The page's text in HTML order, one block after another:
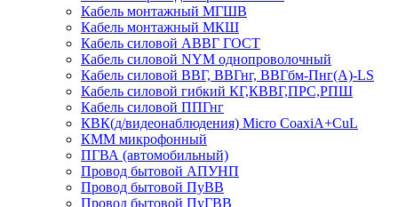
Кабель монтажный МГШВ
Кабель монтажный МКШ
Кабель силовой АВВГ ГОСТ
Кабель силовой NYM однопроволочный
Кабель силовой ВВГ, ВВГнг, ВВГбм-Пнг(А)-LS
Кабель силовой гибкий КГ,КВВГ,ПРС,РПШ
Кабель силовой ППГнг
КВК(д/видеонаблюдения) Micro CoaxiA+CuL
КММ микрофонный
ПГВА (автомобильный)
Провод бытовой АПУНП
Провод бытовой ПуВВ
Провод бытовой ПуГВВ